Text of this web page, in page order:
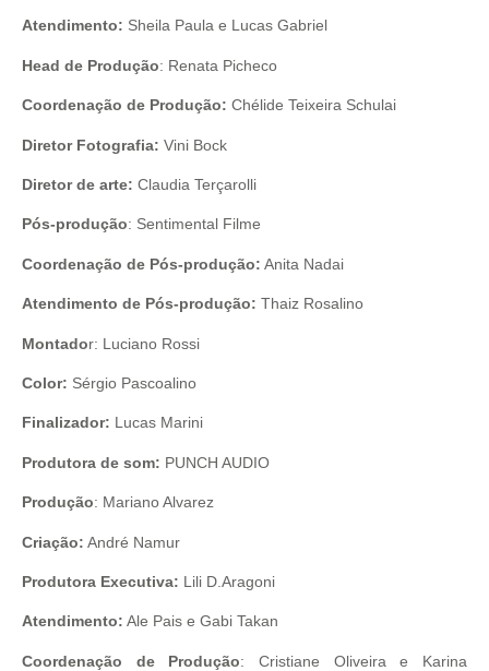
Atendimento: Sheila Paula e Lucas Gabriel
Head de Produção: Renata Picheco
Coordenação de Produção: Chélide Teixeira Schulai
Diretor Fotografia: Vini Bock
Diretor de arte: Claudia Terçarolli
Pós-produção: Sentimental Filme
Coordenação de Pós-produção: Anita Nadai
Atendimento de Pós-produção: Thaiz Rosalino
Montador: Luciano Rossi
Color: Sérgio Pascoalino
Finalizador: Lucas Marini
Produtora de som: PUNCH AUDIO
Produção: Mariano Alvarez
Criação: André Namur
Produtora Executiva: Lili D.Aragoni
Atendimento: Ale Pais e Gabi Takan
Coordenação de Produção: Cristiane Oliveira e Karina